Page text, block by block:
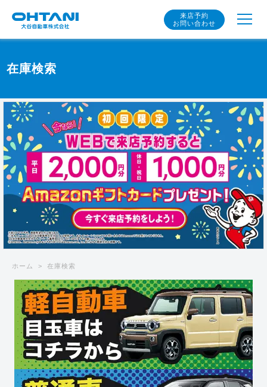
来店予約
お問い合わせ
在庫検索
ホーム 在庫検索